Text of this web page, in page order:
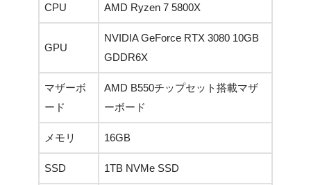
CPU AMD Ryzen 7 5800X
GPU
NVIDIA GeForce RTX 3080 10GB
GDDR6X
マザーボ
ード
AMD B550チップセット搭載マザ
ーボード
メモリ 16GB
SSD 1TB NVMe SSD